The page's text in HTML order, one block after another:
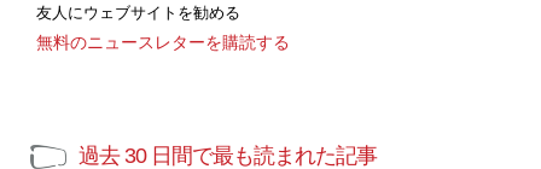
友人にウェブサイトを勧める
無料のニュースレターを購読する
過去 30 日間で最も読まれた記事